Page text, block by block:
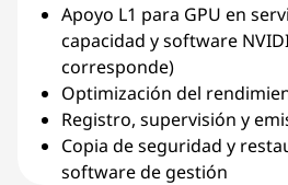
Apoyo L1 para GPU en
capacidad y software
corresponde)
Optimización del
Registro, supervisión y
Copia de seguridad y
software de gestión